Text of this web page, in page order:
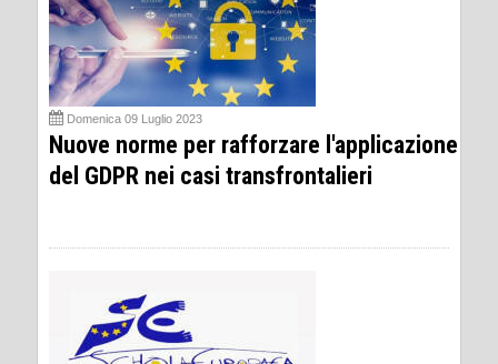
Domenica 09 Luglio 2023
Nuove norme per rafforzare l'applicazione
del GDPR nei casi transfrontalieri